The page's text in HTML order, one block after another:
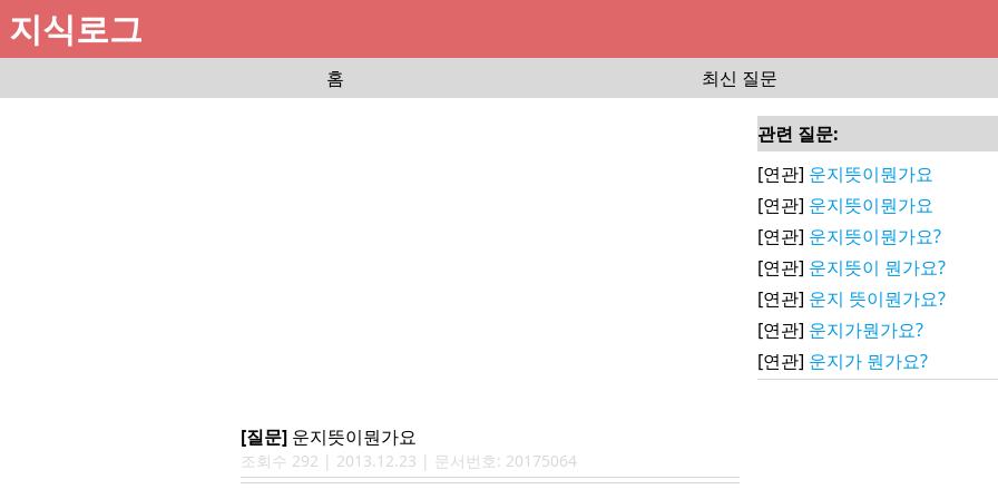
지식로그
홈
최신 질문
[질문] 운지뜻이뭔가요
조회수 292 | 2013.12.23 | 문서번호: 20175064
관련 질문:
[연관] 운지뜻이뭔가요
[연관] 운지뜻이뭔가요
[연관] 운지뜻이뭔가요?
[연관] 운지뜻이 뭔가요?
[연관] 운지 뜻이뭔가요?
[연관] 운지가뭔가요?
[연관] 운지가 뭔가요?